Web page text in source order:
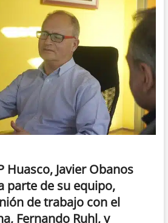
Huasco, Javier Obanos
parte de su equipo,
de trabajo con el
Fernando Ruhl, y